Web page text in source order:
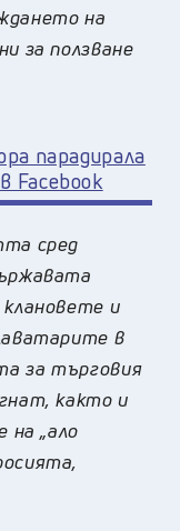
на
за ползване
парадирала
Facebook
сред
и
в
за търговия
както и
на „ало